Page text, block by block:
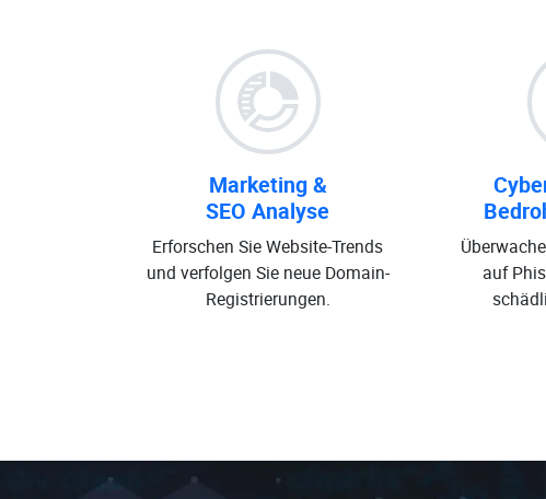
Marketing &
SEO Analyse
Erforschen Sie Website-Trends
und verfolgen Sie neue Domain-
Registrierungen.
auf